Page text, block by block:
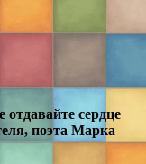
сердце
поэта Марка